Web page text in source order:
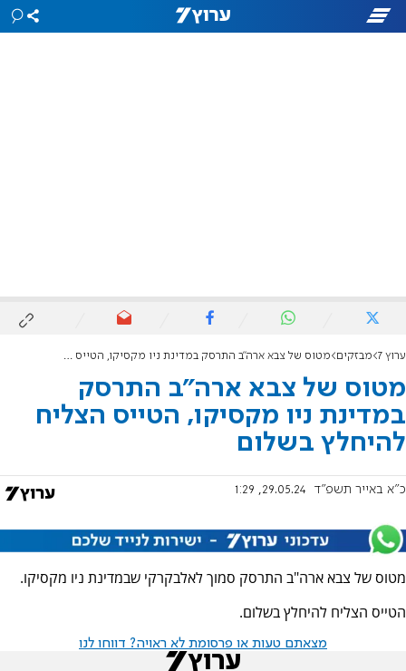
ערוץ 7 מבזקים מטוס של צבא ארה"ב התרסק במדינת ניו מקסיקו, הטייס הצליח להיחלץ בשלום
מטוס של צבא ארה"ב התרסק
במדינת ניו מקסיקו, הטייס הצליח
להיחלץ בשלום
כ"א באייר תשפ"ד 29.05.24, 1:29
מטוס של צבא ארה"ב התרסק סמוך לאלבקרקי שבמדינת ניו מקסיקו.
הטייס הצליח להיחלץ בשלום.
מצאתם טעות או פרסומת לא ראויה? דווחו לנו